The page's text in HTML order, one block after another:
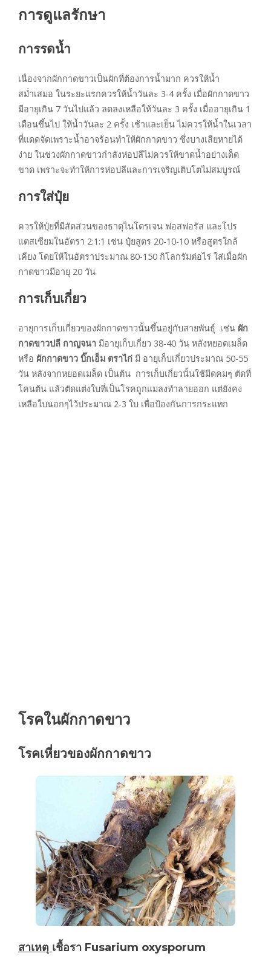
การดูแลรักษา
การรดน้ำ
เนื่องจากผักกาดขาวเป็นผักที่ต้องการน้ำมาก ควรให้น้ำ
สม่ำเสมอ ในระยะแรกควรให้น้ำวันละ 3-4 ครั้ง เมื่อผักกาดขาว
มีอายุเกิน 7 วันไปแล้ว ลดลงเหลือให้วันละ 3 ครั้ง เมื่ออายุเกิน 1
เดือนขึ้นไป ให้น้ำวันละ 2 ครั้ง เช้าและเย็น ไม่ควรให้น้ำในเวลา
ที่แดดจัดเพราะน้ำอาจร้อนทำให้ผักกาดขาว ซึ่งบางเสียหายได้
ง่าย ในช่วงผักกาดขาวกำลังห่อปลีไม่ควรให้ขาดน้ำอย่างเด็ด
ขาด เพราะจะทำให้การห่อปลีและการเจริญเติบโตไม่สมบูรณ์
การใส่ปุ๋ย
ควรให้ปุ๋ยที่มีสัดส่วนของธาตุไนโตรเจน ฟอสฟอรัส และโปร
แตสเซียมในอัตรา 2:1:1 เช่น ปุ๋ยสูตร 20-10-10 หรือสูตรใกล้
เคียง โดยให้ในอัตราประมาณ 80-150 กิโลกรัมต่อไร่ ใส่เมื่อผัก
กาดขาวมีอายุ 20 วัน
การเก็บเกี่ยว
อายุการเก็บเกี่ยวของผักกาดขาวนั้นขึ้นอยู่กับสายพันธุ์ เช่น ผัก
กาดขาวปลี กาญจนา มีอายุเก็บเกี่ยว 38-40 วัน หลังหยอดเมล็ด
หรือ ผักกาดขาว บิ๊กเอ็ม ตราไก่ มี อายุเก็บเกี่ยวประมาณ 50-55
วัน หลังจากหยอดเมล็ด เป็นต้น การเก็บเกี่ยวนั้นใช้มีดคมๆ ตัดที่
โคนต้น แล้วตัดแต่งใบที่เป็นโรคถูกแมลงทำลายออก แต่ยังคง
เหลือใบนอกๆไว้ประมาณ 2-3 ใบ เพื่อป้องกันการกระแทก
โรคในผักกาดขาว
โรคเหี่ยวของผักกาดขาว
สาเหตุ เชื้อรา Fusarium oxysporum